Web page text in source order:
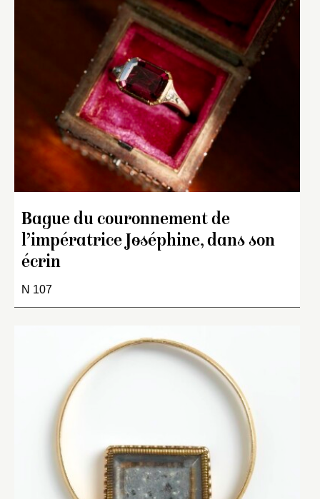
Bague du couronnement de
l’impératrice Joséphine, dans son
écrin
N 107